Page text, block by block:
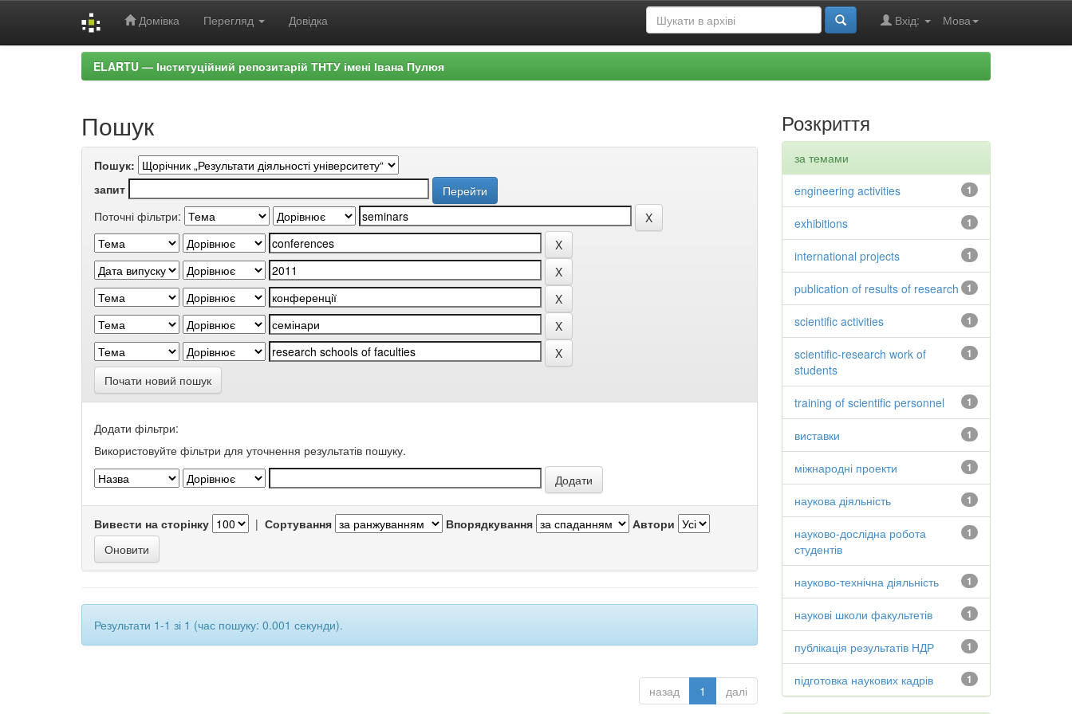
Домівка Перегляд Довідка Мова
Вхід:
ELARTU — Інституційний репозитарій ТНТУ імені Івана Пулюя
Пошук
Пошук:
запит
Поточні фільтри:
Почати новий пошук
Додати фільтри:
Використовуйте фільтри для уточнення результатів пошуку.
Вивести на сторінку | Сортування Впорядкування Автори
Результати 1-1 зі 1 (час пошуку: 0.001 секунди).
назад 1 далі
Розкриття
за темами
1
engineering activities
1
exhibitions
1
international projects
1
publication of results of research
1
scientific activities
1
scientific-research work of
students
1
training of scientific personnel
1
виставки
1
міжнародні проекти
1
наукова діяльність
1
науково-дослідна робота
студентів
1
науково-технічна діяльність
1
наукові школи факультетів
1
публікація результатів НДР
1
підготовка наукових кадрів